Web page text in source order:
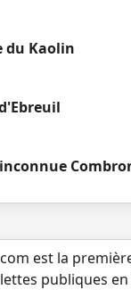
du Kaolin
est la
publiques en